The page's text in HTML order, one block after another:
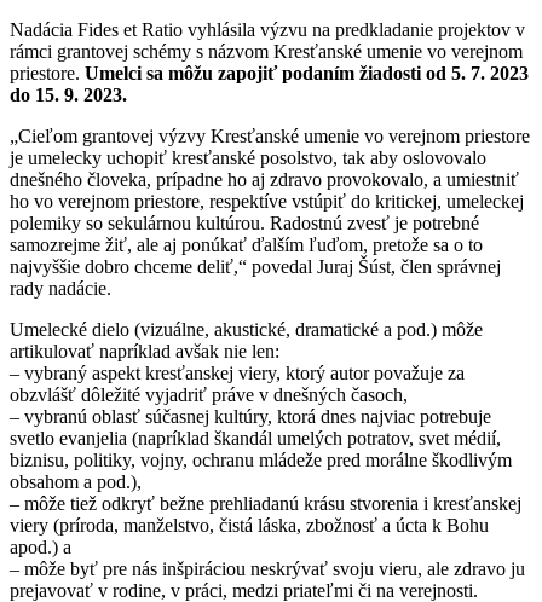
Nadácia Fides et Ratio vyhlásila výzvu na predkladanie projektov v
rámci grantovej schémy s názvom Kresťanské umenie vo verejnom
priestore. Umelci sa môžu zapojiť podaním žiadosti od 5. 7. 2023
do 15. 9. 2023.
„Cieľom grantovej výzvy Kresťanské umenie vo verejnom priestore
je umelecky uchopiť kresťanské posolstvo, tak aby oslovovalo
dnešného človeka, prípadne ho aj zdravo provokovalo, a umiestniť
ho vo verejnom priestore, respektíve vstúpiť do kritickej, umeleckej
polemiky so sekulárnou kultúrou. Radostnú zvesť je potrebné
samozrejme žiť, ale aj ponúkať ďalším ľuďom, pretože sa o to
najvyššie dobro chceme deliť,“ povedal Juraj Šúst, člen správnej
rady nadácie.
Umelecké dielo (vizuálne, akustické, dramatické a pod.) môže
artikulovať napríklad avšak nie len:
– vybraný aspekt kresťanskej viery, ktorý autor považuje za
obzvlášť dôležité vyjadriť práve v dnešných časoch,
– vybranú oblasť súčasnej kultúry, ktorá dnes najviac potrebuje
svetlo evanjelia (napríklad škandál umelých potratov, svet médií,
biznisu, politiky, vojny, ochranu mládeže pred morálne škodlivým
obsahom a pod.),
– môže tiež odkryť bežne prehliadanú krásu stvorenia i kresťanskej
viery (príroda, manželstvo, čistá láska, zbožnosť a úcta k Bohu
apod.) a
– môže byť pre nás inšpiráciou neskrývať svoju vieru, ale zdravo ju
prejavovať v rodine, v práci, medzi priateľmi či na verejnosti.